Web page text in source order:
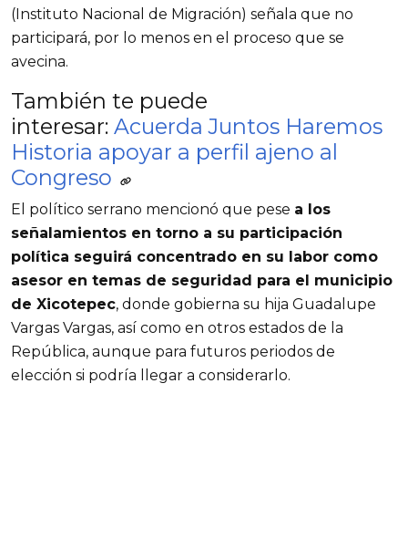
(Instituto Nacional de Migración) señala que no
participará, por lo menos en el proceso que se
avecina.
También te puede
interesar: Acuerda Juntos Haremos
Historia apoyar a perfil ajeno al
Congreso
El político serrano mencionó que pese a los
señalamientos en torno a su participación
política seguirá concentrado en su labor como
asesor en temas de seguridad para el municipio
de Xicotepec, donde gobierna su hija Guadalupe
Vargas Vargas, así como en otros estados de la
República, aunque para futuros periodos de
elección si podría llegar a considerarlo.